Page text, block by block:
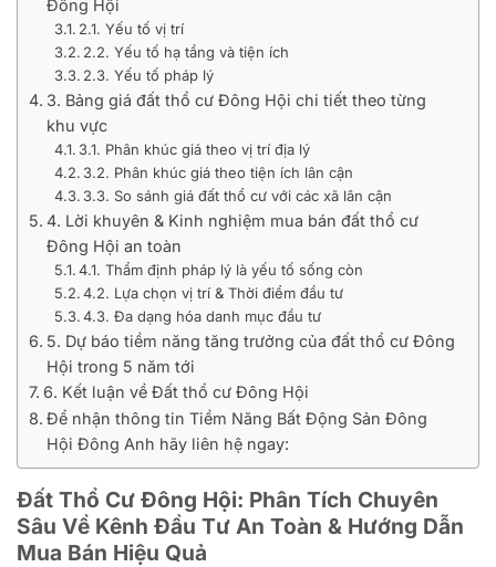
Đông Hội
2.1. Yếu tố vị trí
2.2. Yếu tố hạ tầng và tiện ích
2.3. Yếu tố pháp lý
3. Bảng giá đất thổ cư Đông Hội chi tiết theo từng
khu vực
3.1. Phân khúc giá theo vị trí địa lý
3.2. Phân khúc giá theo tiện ích lân cận
3.3. So sánh giá đất thổ cư với các xã lân cận
4. Lời khuyên & Kinh nghiệm mua bán đất thổ cư
Đông Hội an toàn
4.1. Thẩm định pháp lý là yếu tố sống còn
4.2. Lựa chọn vị trí & Thời điểm đầu tư
4.3. Đa dạng hóa danh mục đầu tư
5. Dự báo tiềm năng tăng trưởng của đất thổ cư Đông
Hội trong 5 năm tới
6. Kết luận về Đất thổ cư Đông Hội
Để nhận thông tin Tiềm Năng Bất Động Sản Đông
Hội Đông Anh hãy liên hệ ngay:
Đất Thổ Cư Đông Hội: Phân Tích Chuyên
Sâu Về Kênh Đầu Tư An Toàn & Hướng Dẫn
Mua Bán Hiệu Quả